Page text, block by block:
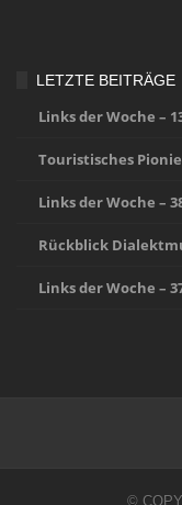
LETZTE BEITRÄGE
Links der Woche –
Touristisches
Links der Woche –
Rückblick
Links der Woche –
©